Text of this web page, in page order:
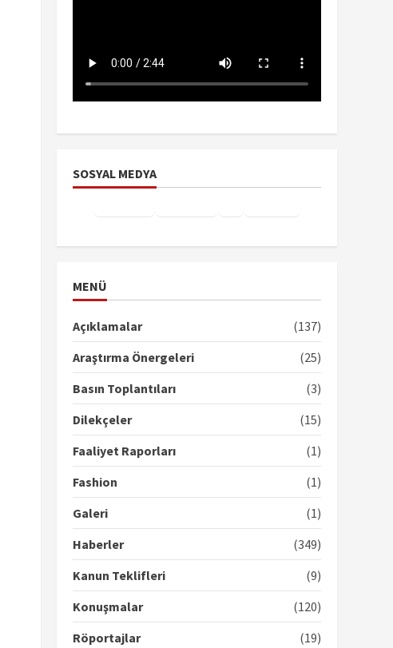
SOSYAL MEDYA
MENÜ
Açıklamalar
(137)
Araştırma Önergeleri
(25)
Basın Toplantıları
(3)
Dilekçeler
(15)
Faaliyet Raporları
(1)
Fashion
(1)
Galeri
(1)
Haberler
(349)
Kanun Teklifleri
(9)
Konuşmalar
(120)
Röportajlar
(19)